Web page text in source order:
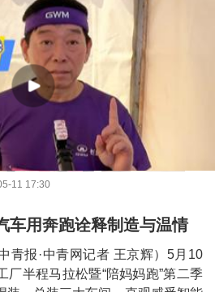
11 17:30
车用奔跑诠释制造与温情
青报·中青网记者 王京辉）5月10
厂半程马拉松暨“陪妈妈跑”第二季